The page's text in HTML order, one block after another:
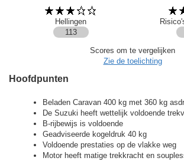
Hellingen
113
Scores om te vergelijken
Zie de toelichting
Hoofdpunten
Beladen Caravan 400 kg met 360 kg
De Suzuki heeft wettelijk voldoende
B-rijbewijs is voldoende
Geadviseerde kogeldruk 40 kg
Voldoende prestaties op de vlakke weg
Motor heeft matige trekkracht en